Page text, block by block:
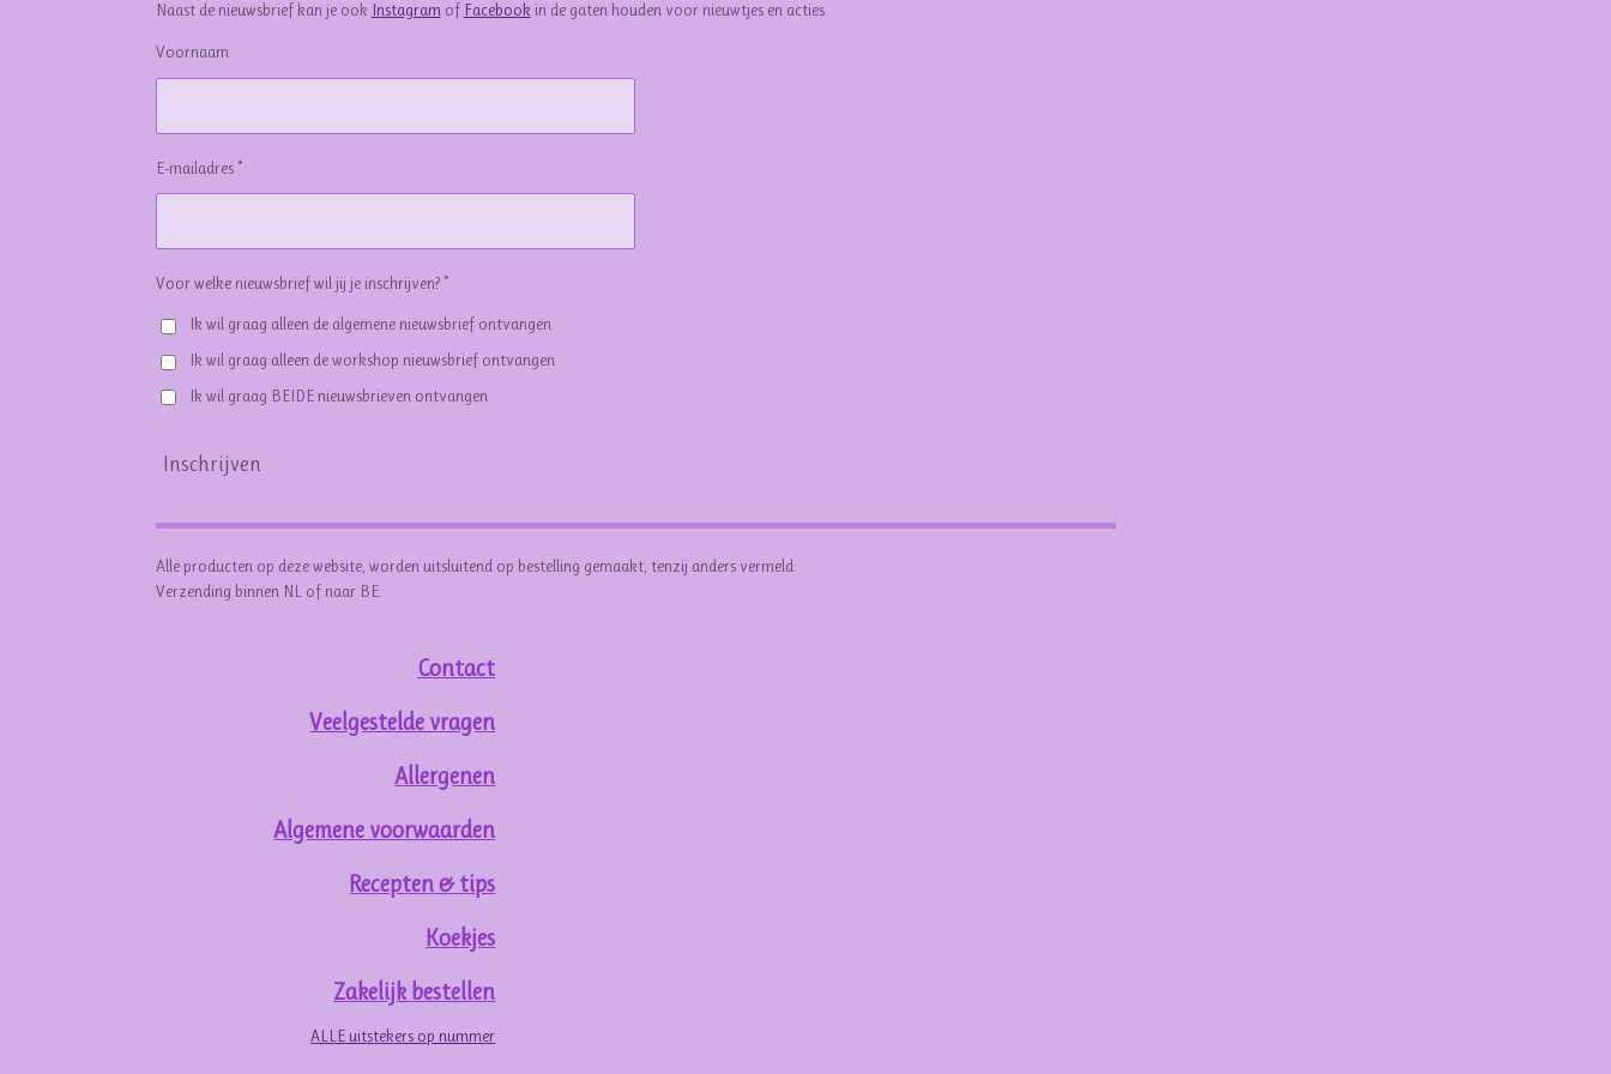
Naast de nieuwsbrief kan je ook Instagramof Facebook in de gaten houden voor nieuwtjes en acties.
Voornaam
E-mailadres *
Voor welke nieuwsbrief wil jij je inschrijven? *
Ik wil graag alleen de algemene nieuwsbrief ontvangen
Ik wil graag alleen de workshop nieuwsbrief ontvangen
Ik wil graag BEIDE nieuwsbrieven ontvangen
Inschrijven
Alle producten op deze website, worden uitsluitend op bestelling gemaakt, tenzij anders vermeld.
Verzending binnen NL of naar BE.
Contact
Veelgestelde vragen
Allergenen
Algemene voorwaarden
Recepten & tips
Koekjes
Zakelijk bestellen
ALLE uitstekers op nummer